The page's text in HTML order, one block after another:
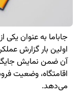
جاباما به عنوان یکی از
اولین بار گزارش
اقامتگاه، وضعیت
می‌دهد.